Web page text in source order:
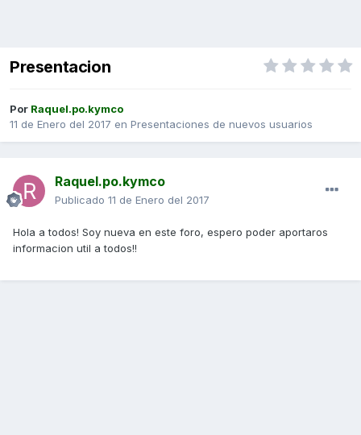
Presentacion
Por Raquel.po.kymco
11 de Enero del 2017 en Presentaciones de nuevos usuarios
Raquel.po.kymco
Publicado 11 de Enero del 2017
Hola a todos! Soy nueva en este foro, espero poder aportaros
informacion util a todos!!